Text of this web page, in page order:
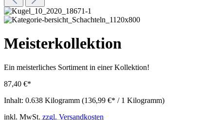
Meisterkollektion
Ein meisterliches Sortiment in einer Kollektion!
87,40 €*
Inhalt: 0.638 Kilogramm (136,99 €* / 1 Kilogramm)
inkl. MwSt. zzgl. Versandkosten